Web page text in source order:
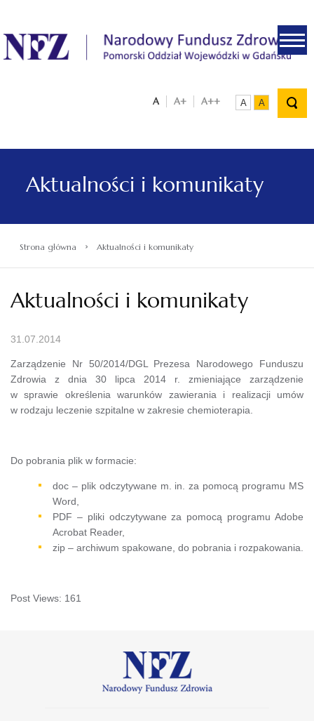
.
A A+ A++ A A
Aktualności i komunikaty
Strona główna › Aktualności i komunikaty
Aktualności i komunikaty
31.07.2014
Zarządzenie Nr 50/2014/DGL Prezesa Narodowego Funduszu
Zdrowia z dnia 30 lipca 2014 r. zmieniające zarządzenie
w sprawie określenia warunków zawierania i realizacji umów
w rodzaju leczenie szpitalne w zakresie chemioterapia.
Do pobrania plik w formacie:
doc – plik odczytywane m. in. za pomocą programu MS
Word,
PDF – pliki odczytywane za pomocą programu Adobe
Acrobat Reader,
zip – archiwum spakowane, do pobrania i rozpakowania.
Post Views: 161